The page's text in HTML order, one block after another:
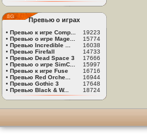
Превью о играх
• Превью к игре Comp...
19223
• Превью о игре Mage...
15774
• Превью Incredible ...
16038
• Превью Firefall
14733
• Превью Dead Space 3
17666
• Превью о игре SimC...
15997
• Превью к игре Fuse
16716
• Превью Red Orche...
16944
• Превью Gothic 3
17648
• Превью Black & W... 18724